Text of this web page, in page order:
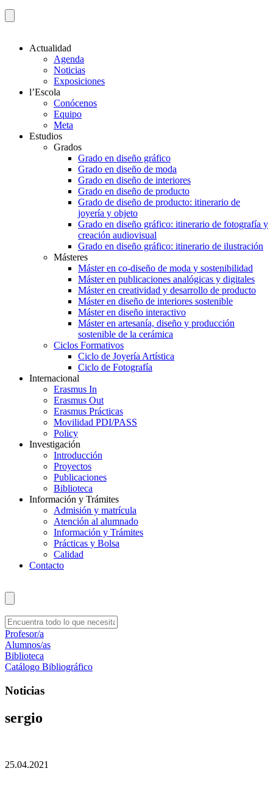
Actualidad
Agenda
Noticias
Exposiciones
l’Escola
Conócenos
Equipo
Meta
Estudios
Grados
Grado en diseño gráfico
Grado en diseño de moda
Grado en diseño de interiores
Grado en diseño de producto
Grado de diseño de producto: itinerario de
joyería y objeto
Grado en diseño gráfico: itinerario de fotografía y
creación audiovisual
Grado en diseño gráfico: itinerario de ilustración
Másteres
Máster en co-diseño de moda y sostenibilidad
Máster en publicaciones analógicas y digitales
Máster en creatividad y desarrollo de producto
Máster en diseño de interiores sostenible
Máster en diseño interactivo
Máster en artesanía, diseño y producción
sostenible de la cerámica
Ciclos Formativos
Ciclo de Joyería Artística
Ciclo de Fotografía
Internacional
Erasmus In
Erasmus Out
Erasmus Prácticas
Movilidad PDI/PASS
Policy
Investigación
Introducción
Proyectos
Publicaciones
Biblioteca
Información y Trámites
Admisión y matrícula
Atención al alumnado
Información y Trámites
Prácticas y Bolsa
Calidad
Contacto
Profesor/a
Alumnos/as
Biblioteca
Catálogo Bibliográfico
Noticias
sergio
25.04.2021